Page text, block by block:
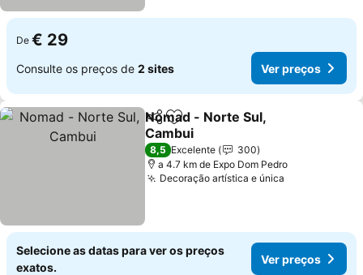
De € 29
Consulte os preços de 2 sites Ver preços
PartilharAdicionar aos favoritos
Nomad - Norte Sul,
Cambui
8,5 Excelente
300
a 4.7 km de Expo Dom Pedro
Decoração artística e única
Selecione as datas para ver os preços
exatos.
Ver preços